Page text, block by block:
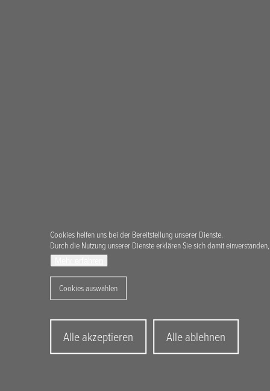
Cookies helfen uns bei der Bereitstellung unserer Dienste.
Durch die Nutzung unserer Dienste erklären Sie sich damit
Cookies auswählen
Alle akzeptieren
consent
Alle ablehnen